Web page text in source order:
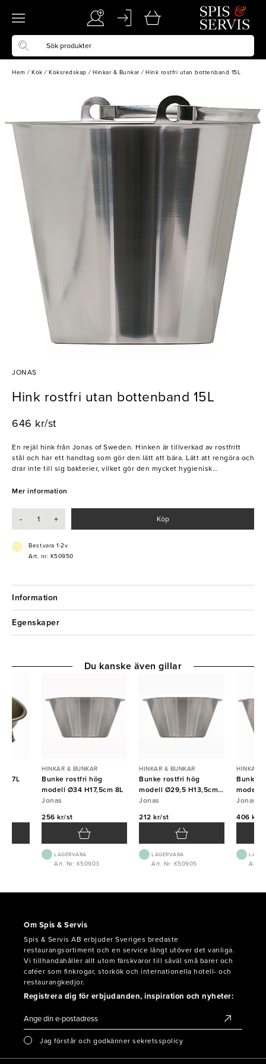
Hem / Kök / Köksredskap / Hinkar & Bunkar / Hink rostfri utan bottenband 15L
JONAS
Hink rostfri utan bottenband 15L
646 kr/st
En rejäl hink från Jonas of Sweden. Hinken är tillverkad av rostfritt
stål och har ett handtag som gör den lätt att bära. Lätt att rengöra och
drar inte till sig bakterier, vilket gör den mycket hygienisk
- Rostfritt 18/10
Mer information
- + Köp
Best.vara 1-2v
Art. nr: K50950
Information
Egenskaper
3,7L
HINKAR & BUNKAR
Bunke rostfri hög
modell Ø34 H17,5cm 8L
Jonas
256 kr/st
LAGERVARA
Art. Nr: K50903
HINKAR & BUNKAR
Bunke rostfri hög
modell Ø29,5 H13,5cm
5L
Jonas
212 kr/st
LAGERVARA
Art. Nr: K50905
HINKAR
Bunke
modell
Jonas
406 kr/
Art.
Du kanske även gillar
Om Spis & Servis
Spis & Servis AB erbjuder Sveriges bredaste
restaurangsortiment och en service långt utöver det vanliga.
Vi tillhandahåller allt utom färskvaror till såväl små barer och
caféer som finkrogar, storkök och internationella hotell- och
restaurangkedjor.
Registrera dig för erbjudanden, inspiration och nyheter:
Jag förstår och godkänner sekretsspolicy